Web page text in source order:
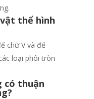
thể hình
chữ V và đế
loại phôi tròn
có thuận